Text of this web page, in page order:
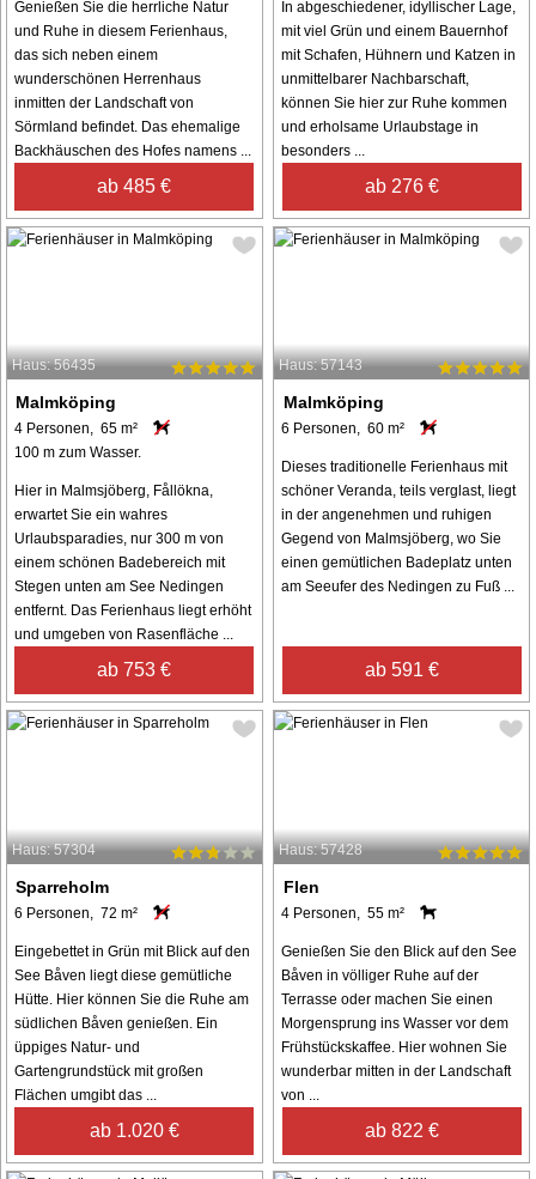
Genießen Sie die herrliche Natur
und Ruhe in diesem Ferienhaus,
das sich neben einem
wunderschönen Herrenhaus
inmitten der Landschaft von
Sörmland befindet. Das ehemalige
Backhäuschen des Hofes namens ...
ab 485 €
In abgeschiedener, idyllischer Lage,
mit viel Grün und einem Bauernhof
mit Schafen, Hühnern und Katzen in
unmittelbarer Nachbarschaft,
können Sie hier zur Ruhe kommen
und erholsame Urlaubstage in
besonders ...
ab 276 €
Haus: 56435
Malmköping
4 Personen, 65 m²
100 m zum Wasser.
Hier in Malmsjöberg, Fållökna,
erwartet Sie ein wahres
Urlaubsparadies, nur 300 m von
einem schönen Badebereich mit
Stegen unten am See Nedingen
entfernt. Das Ferienhaus liegt erhöht
und umgeben von Rasenfläche ...
ab 753 €
Haus: 57143
Malmköping
6 Personen, 60 m²
Dieses traditionelle Ferienhaus mit
schöner Veranda, teils verglast, liegt
in der angenehmen und ruhigen
Gegend von Malmsjöberg, wo Sie
einen gemütlichen Badeplatz unten
am Seeufer des Nedingen zu Fuß ...
ab 591 €
Haus: 57304
Sparreholm
6 Personen, 72 m²
Eingebettet in Grün mit Blick auf den
See Båven liegt diese gemütliche
Hütte. Hier können Sie die Ruhe am
südlichen Båven genießen. Ein
üppiges Natur- und
Gartengrundstück mit großen
Flächen umgibt das ...
ab 1.020 €
Haus: 57428
Flen
4 Personen, 55 m²
Genießen Sie den Blick auf den See
Båven in völliger Ruhe auf der
Terrasse oder machen Sie einen
Morgensprung ins Wasser vor dem
Frühstückskaffee. Hier wohnen Sie
wunderbar mitten in der Landschaft
von ...
ab 822 €